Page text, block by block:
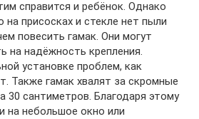
справится и ребёнок. Однако
на присосках и стекле нет пыли
повесить гамак. Они могут
на надёжность крепления.
установке проблем, как
Также гамак хвалят за скромные
30 сантиметров. Благодаря этому
на небольшое окно или